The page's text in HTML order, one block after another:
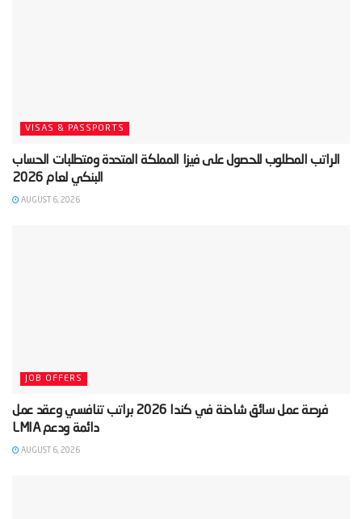
VISAS & PASSPORTS
‫الراتب المطلوب للحصول على فيزا المملكة المتحدة ومتطلبات الحساب
AUGUST 6, 2026
JOB OFFERS
‫فرصة عمل سائق شاحنة في كندا 2026 براتب تنافسي وعقد عمل
دائمة ودعم LMIA‬
AUGUST 6, 2026